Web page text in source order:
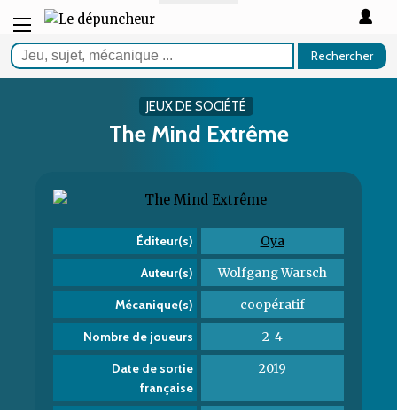
Rechercher
JEUX DE SOCIÉTÉ
The Mind Extrême
Éditeur(s) Oya
Auteur(s) Wolfgang Warsch
Mécanique(s) coopératif
Nombre de joueurs 2-4
Date de sortie
française
2019